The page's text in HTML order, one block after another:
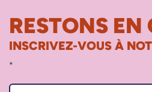
RESTONS
INSCRIVEZ-VOUS À
*